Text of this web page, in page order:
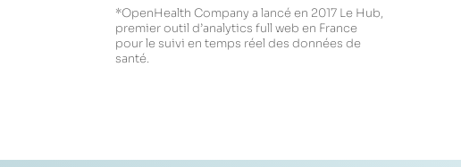
*OpenHealth Company a lancé en 2017 Le Hub,
premier outil d’analytics full web en France
pour le suivi en temps réel des données de
santé.